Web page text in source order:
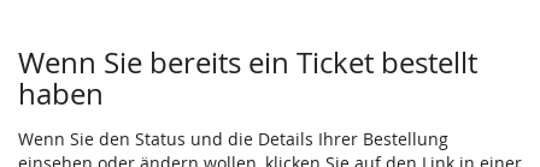
Wenn Sie bereits ein Ticket bestellt
haben
Wenn Sie den Status und die Details Ihrer Bestellung
einsehen oder ändern wollen, klicken Sie auf den Link in einer